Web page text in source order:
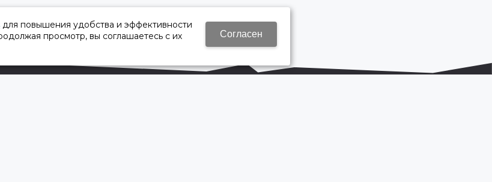
для повышения удобства и эффективности
просмотр, вы соглашаетесь с их
Согласен